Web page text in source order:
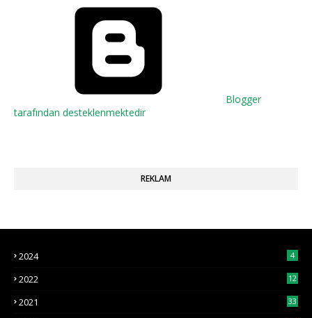
Blogger
tarafından desteklenmektedir
REKLAM
2024 4
2022 12
2021 33